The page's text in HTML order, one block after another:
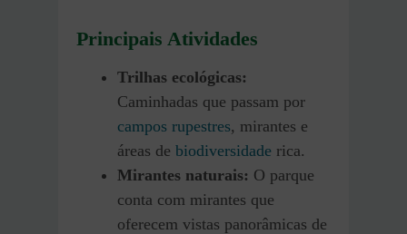
Principais Atividades
Trilhas ecológicas:
Caminhadas que passam por
campos rupestres, mirantes e
áreas de biodiversidade rica.
Mirantes naturais: O parque
conta com mirantes que
oferecem vistas panorâmicas de